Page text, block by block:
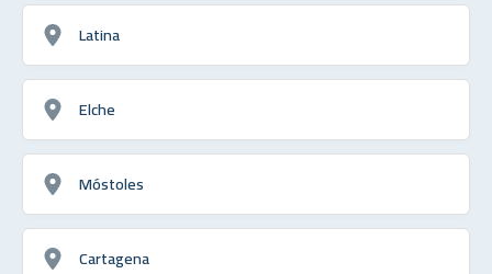
Latina
Elche
Móstoles
Cartagena